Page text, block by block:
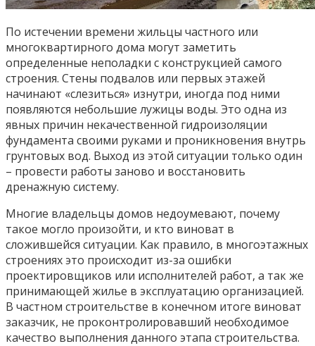
По истечении времени жильцы частного или
многоквартирного дома могут заметить
определенные неполадки с конструкцией самого
строения. Стены подвалов или первых этажей
начинают «слезиться» изнутри, иногда под ними
появляются небольшие лужицы воды. Это одна из
явных причин некачественной гидроизоляции
фундамента своими руками и проникновения внутрь
грунтовых вод. Выход из этой ситуации только один
– провести работы заново и восстановить
дренажную систему.
Многие владельцы домов недоумевают, почему
такое могло произойти, и кто виноват в
сложившейся ситуации. Как правило, в многоэтажных
строениях это происходит из-за ошибки
проектировщиков или исполнителей работ, а так же
принимающей жилье в эксплуатацию организацией.
В частном строительстве в конечном итоге виноват
заказчик, не проконтролировавший необходимое
качество выполнения данного этапа строительства.